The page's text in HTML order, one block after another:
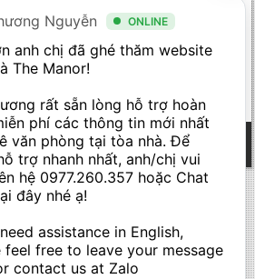
SOHO D’Capitale Trần Duy Hưng rất
bán lại trong vòng 1-3 tháng trong khi
sản khác có thể sẽ mất 6 tháng đến 1
về tất cả các yếu tố đều cho thấy đây
thể tuyệt vời hơn trong năm 2017 này.
Nguyễn ONLINE
anh chị đã ghé thăm website
The Manor!
rất sẵn lòng hỗ trợ hoàn
phí các thông tin mới nhất
văn phòng tại tòa nhà. Để
trợ nhanh nhất, anh/chị vui
hệ 0977.260.357 hoặc Chat
đây nhé ạ!
assistance in English,
feel free to leave your message